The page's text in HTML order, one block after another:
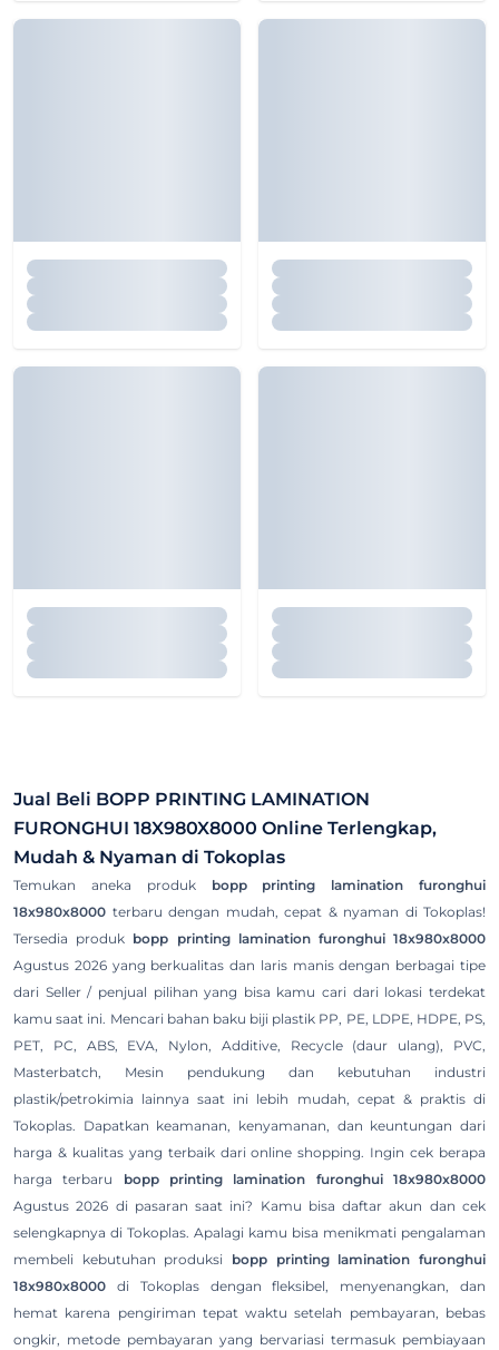
Jual Beli BOPP PRINTING LAMINATION
FURONGHUI 18X980X8000 Online Terlengkap,
Mudah & Nyaman di Tokoplas
Temukan aneka produk bopp printing lamination furonghui
18x980x8000 terbaru dengan mudah, cepat & nyaman di Tokoplas!
Tersedia produk bopp printing lamination furonghui 18x980x8000
Agustus 2026 yang berkualitas dan laris manis dengan berbagai tipe
dari Seller / penjual pilihan yang bisa kamu cari dari lokasi terdekat
kamu saat ini. Mencari bahan baku biji plastik PP, PE, LDPE, HDPE, PS,
PET, PC, ABS, EVA, Nylon, Additive, Recycle (daur ulang), PVC,
Masterbatch, Mesin pendukung dan kebutuhan industri
plastik/petrokimia lainnya saat ini lebih mudah, cepat & praktis di
Tokoplas. Dapatkan keamanan, kenyamanan, dan keuntungan dari
harga & kualitas yang terbaik dari online shopping. Ingin cek berapa
harga terbaru bopp printing lamination furonghui 18x980x8000
Agustus 2026 di pasaran saat ini? Kamu bisa daftar akun dan cek
selengkapnya di Tokoplas. Apalagi kamu bisa menikmati pengalaman
membeli kebutuhan produksi bopp printing lamination furonghui
18x980x8000 di Tokoplas dengan fleksibel, menyenangkan, dan
hemat karena pengiriman tepat waktu setelah pembayaran, bebas
ongkir, metode pembayaran yang bervariasi termasuk pembiayaan